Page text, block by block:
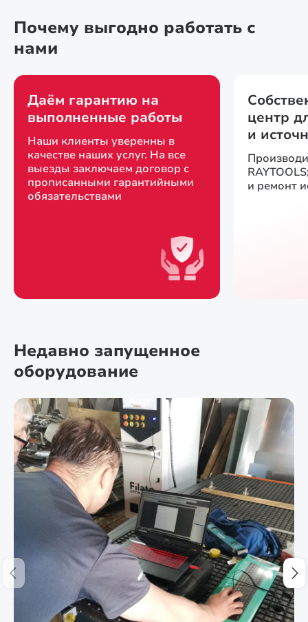
Почему выгодно работать с
нами
Даём гарантию на
выполненные работы
Наши клиенты уверенны в
качестве наших услуг. На все
выезды заключаем договор с
прописанными гарантийными
обязательствами
центр
и
и ремонт
Недавно запущенное
оборудование